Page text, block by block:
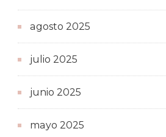
agosto 2025
julio 2025
junio 2025
mayo 2025